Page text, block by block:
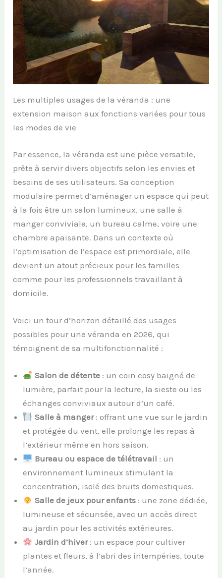
Les multiples usages de la véranda : une
extension maison aux fonctions variées pour tous
les modes de vie
Par essence, la véranda est une pièce versatile,
prête à servir divers objectifs selon les envies et
besoins de ses utilisateurs. Sa conception
modulaire permet d’aménager un espace qui peut
à la fois être un salon lumineux, une salle à
manger conviviale, un bureau calme, voire une
chambre apaisante. Dans un contexte où
l’optimisation de l’espace est primordiale, elle
devient un atout précieux pour les familles
comme pour les professionnels travaillant à
domicile.
Voici un tour d’horizon détaillé des usages
possibles pour une véranda en 2026, qui
témoignent de sa multifonctionnalité :
Salon de détente: un coin cosy baigné de
lumière, parfait pour la lecture, la sieste ou les
échanges conviviaux autour d’un café.
Salle à manger: offrant une vue sur le jardin
et protégée du vent, elle prolonge les repas à
l’extérieur même en hors saison.
Bureau ou espace de télétravail : un
environnement lumineux stimulant la
concentration, isolé des bruits domestiques.
Salle de jeux pour enfants: une zone dédiée,
lumineuse et sécurisée, avec un accès direct
au jardin pour les activités extérieures.
Jardin d’hiver: un espace pour cultiver
plantes et fleurs, à l’abri des intempéries, toute
l’année.